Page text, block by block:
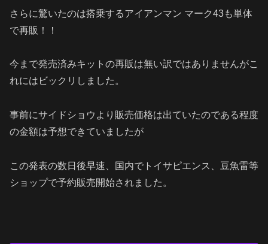
さらに驚いたのは搭乗するアイアンマン マーク43も単体
で再販！！
今まで発売済みキットの再販は無い訳ではありませんがこ
れにはビックリしました。
事前にサイドショウより販売価格は出ていたのである程度
の金額は予想できていましたが
この発表の数日後早速、国内でトイサピエンス、豆魚雷等
ショップで予約販売開始されました。